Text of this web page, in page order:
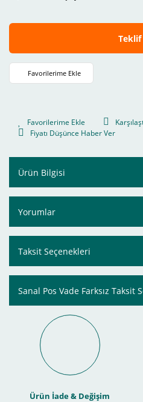
Teklif
Fiyatı Düşünce Haber Ver
Ürün Bilgisi
Yorumlar
Taksit Seçenekleri
Sanal Pos Vade Farksız Taksit
Ürün İade & Değişim